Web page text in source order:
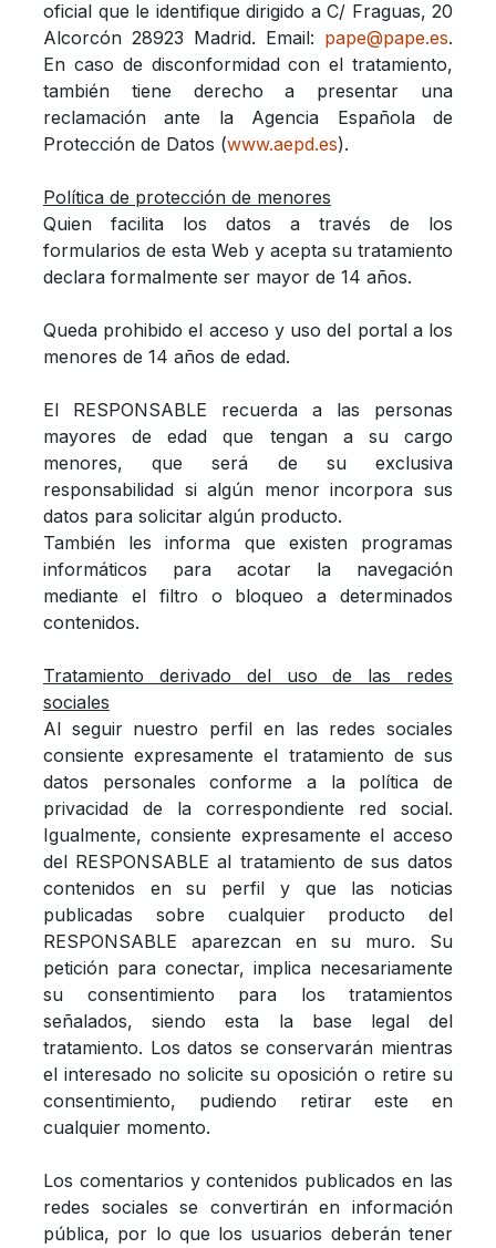
oficial que le identifique dirigido a C/ Fraguas, 20
Alcorcón 28923 Madrid. Email: pape@pape.es.
En caso de disconformidad con el tratamiento,
también tiene derecho a presentar una
reclamación ante la Agencia Española de
Protección de Datos (www.aepd.es).
Política de protección de menores
Quien facilita los datos a través de los
formularios de esta Web y acepta su tratamiento
declara formalmente ser mayor de 14 años.
Queda prohibido el acceso y uso del portal a los
menores de 14 años de edad.
El RESPONSABLE recuerda a las personas
mayores de edad que tengan a su cargo
menores, que será de su exclusiva
responsabilidad si algún menor incorpora sus
datos para solicitar algún producto.
También les informa que existen programas
informáticos para acotar la navegación
mediante el filtro o bloqueo a determinados
contenidos.
Tratamiento derivado del uso de las redes
sociales
Al seguir nuestro perfil en las redes sociales
consiente expresamente el tratamiento de sus
datos personales conforme a la política de
privacidad de la correspondiente red social.
Igualmente, consiente expresamente el acceso
del RESPONSABLE al tratamiento de sus datos
contenidos en su perfil y que las noticias
publicadas sobre cualquier producto del
RESPONSABLE aparezcan en su muro. Su
petición para conectar, implica necesariamente
su consentimiento para los tratamientos
señalados, siendo esta la base legal del
tratamiento. Los datos se conservarán mientras
el interesado no solicite su oposición o retire su
consentimiento, pudiendo retirar este en
cualquier momento.
Los comentarios y contenidos publicados en las
redes sociales se convertirán en información
pública, por lo que los usuarios deberán tener